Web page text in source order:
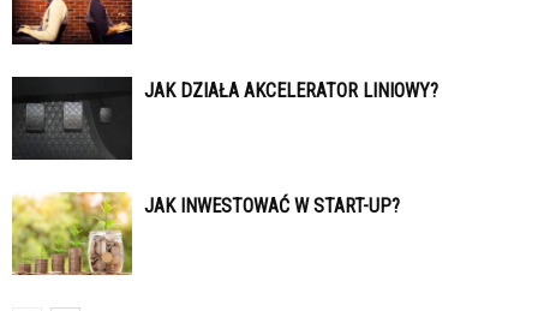
JAK DZIAŁA AKCELERATOR LINIOWY?
JAK INWESTOWAĆ W START-UP?